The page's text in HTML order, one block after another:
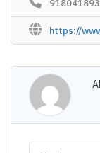
918041893
https://